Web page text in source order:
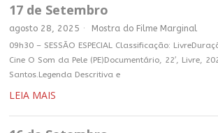
17 de Setembro
agosto 28, 2025 Mostra do Filme Marginal
09h30 – SESSÃO ESPECIAL Classificação:
Cine O Som da Pele (PE)Documentário, 22′, Livre,
Santos.Legenda Descritiva e
LEIA MAIS